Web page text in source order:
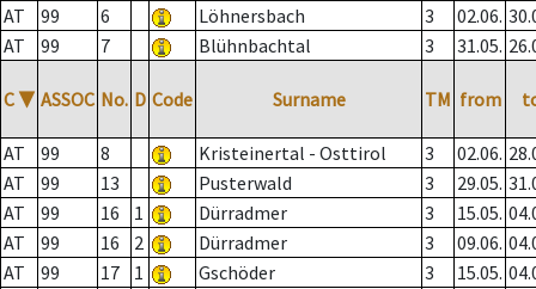
AT
99 6 Löhnersbach 3 02.06.
AT
99 7 Blühnbachtal 3 31.05.
C ▼ ASSOC No. D Code Surname TM from
AT 99 8 Kristeinertal - Osttirol 3 02.06.
AT
99 13 Pusterwald 3 29.05.
AT
99 16 1 Dürradmer 3 15.05.
AT
99 16 2 Dürradmer 3 09.06.
AT
99 17 1 Gschöder 3 15.05.